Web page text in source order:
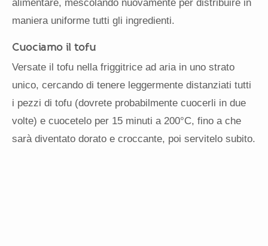
alimentare, mescolando nuovamente per distribuire in
maniera uniforme tutti gli ingredienti.
Cuociamo il tofu
Versate il tofu nella friggitrice ad aria in uno strato
unico, cercando di tenere leggermente distanziati tutti
i pezzi di tofu (dovrete probabilmente cuocerli in due
volte) e cuocetelo per 15 minuti a 200°C, fino a che
sarà diventato dorato e croccante, poi servitelo subito.